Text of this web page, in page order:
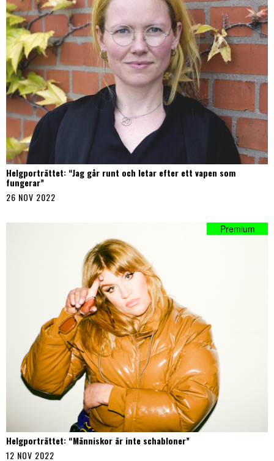
Helgporträttet: “Jag går runt och letar efter ett vapen som
fungerar”
26 NOV 2022
Helgporträttet: “Människor är inte schabloner”
12 NOV 2022